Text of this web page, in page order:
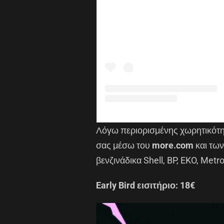
Λόγω περιορισμένης
σας μέσω του more.com και
βενζινάδικα Shell, BP, EKO,
Early Bird εισιτήριο: 18€